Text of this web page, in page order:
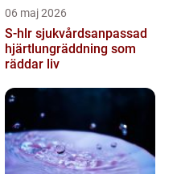
06 maj 2026
S-hlr sjukvårdsanpassad
hjärtlungräddning som
räddar liv